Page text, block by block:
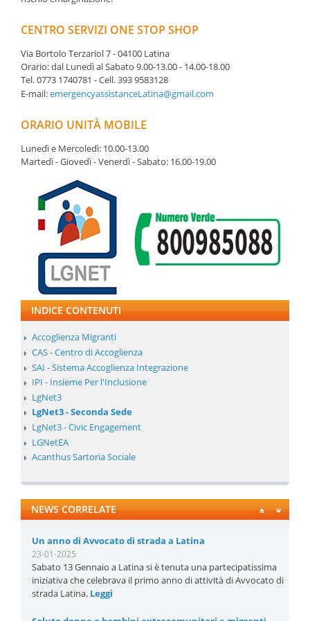
CENTRO SERVIZI ONE STOP SHOP
Via Bortolo Terzariol 7 - 04100 Latina
Orario: dal Lunedì al Sabato 9.00-13.00 - 14.00-18.00
Tel. 0773 1740781 - Cell. 393 9583128
E-mail:emergencyassistanceLatina@gmail.com
ORARIO UNITÀ MOBILE
Lunedì e Mercoledì: 10.00-13.00
Martedì - Giovedì - Venerdì - Sabato: 16.00-19.00
INDICE CONTENUTI
Accoglienza Migranti
CAS - Centro di Accoglienza
SAI - Sistema Accoglienza Integrazione
IPI - Insieme Per l'Inclusione
LgNet3
LgNet3 - Seconda Sede
LgNet3 - Civic Engagement
LGNetEA
Acanthus Sartoria Sociale
NEWS CORRELATE
23-01-2025
Sabato 13 Gennaio a Latina si è tenuta una partecipatissima
iniziativa che celebrava il primo anno di attività di Avvocato di
strada Latina.Leggi